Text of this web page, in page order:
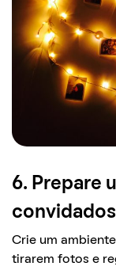
6. Prepare
Crie um
tirarem fotos e